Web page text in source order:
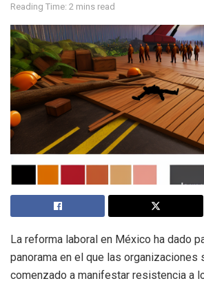
Reading Time: 2 mins read
La reforma laboral en México ha dado
panorama en el que las organizaciones
comenzado a manifestar resistencia a